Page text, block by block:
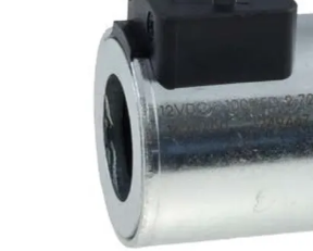
24h päivystys
Tekninen tuki
Sylinterilaskuri
Sähköteholaskuri
Virtausnopeuslaskuri
Hammaspyöräpumpun tilavuuslaskuri
Hydrauliteholaskuri
Teollisuusletkuhaku
Suodatinhaku
Magneettikelahaku